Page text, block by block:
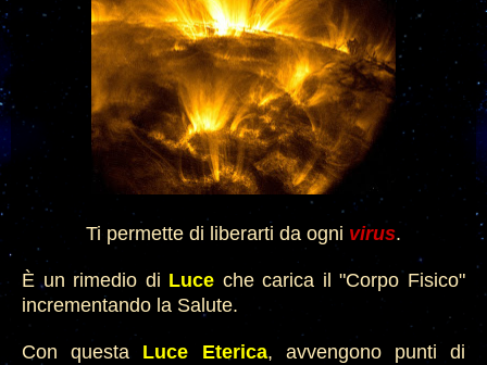
Ti permette di liberarti da ogni virus.
È un rimedio di Luce che carica il "Corpo Fisico"
incrementando la Salute.
Con questa Luce Eterica, avvengono punti di